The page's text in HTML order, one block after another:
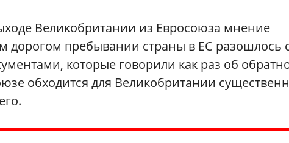
Великобритании из Евросоюза мнение
дорогом пребывании страны в ЕС разошлось
которые говорили как раз об
обходится для Великобритании